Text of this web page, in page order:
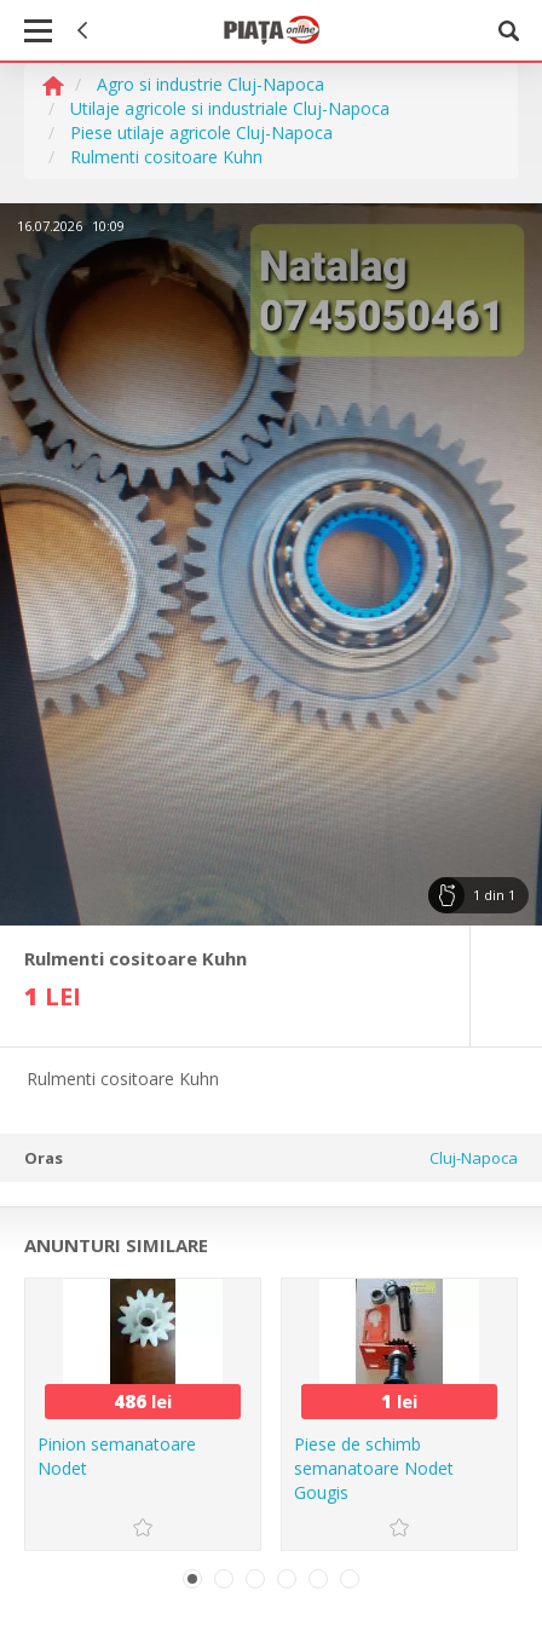
Agro si industrie Cluj-Napoca
Utilaje agricole si industriale Cluj-Napoca
Piese utilaje agricole Cluj-Napoca
Rulmenti cositoare Kuhn
16.07.2026 10:09
1 din 1
Rulmenti cositoare Kuhn
1 LEI
Rulmenti cositoare Kuhn
Oras Cluj-Napoca
ANUNTURI SIMILARE
486lei
Pinion semanatoare
Nodet
1 lei
Piese de schimb
semanatoare Nodet
Gougis